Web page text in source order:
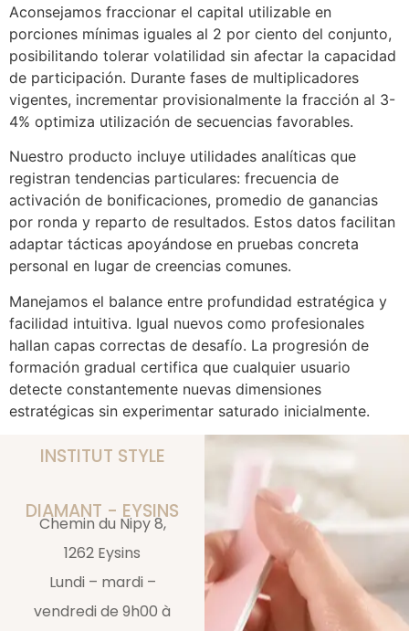
Aconsejamos fraccionar el capital utilizable en
porciones mínimas iguales al 2 por ciento del conjunto,
posibilitando tolerar volatilidad sin afectar la capacidad
de participación. Durante fases de multiplicadores
vigentes, incrementar provisionalmente la fracción al 3-
4% optimiza utilización de secuencias favorables.
Nuestro producto incluye utilidades analíticas que
registran tendencias particulares: frecuencia de
activación de bonificaciones, promedio de ganancias
por ronda y reparto de resultados. Estos datos facilitan
adaptar tácticas apoyándose en pruebas concreta
personal en lugar de creencias comunes.
Manejamos el balance entre profundidad estratégica y
facilidad intuitiva. Igual nuevos como profesionales
hallan capas correctas de desafío. La progresión de
formación gradual certifica que cualquier usuario
detecte constantemente nuevas dimensiones
estratégicas sin experimentar saturado inicialmente.
INSTITUT STYLE
DIAMANT - EYSINS
Chemin du Nipy 8,
1262 Eysins
Lundi – mardi –
vendredi de 9h00 à